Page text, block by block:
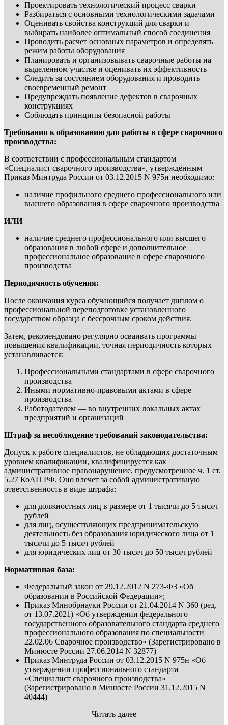
Проектировать технологический процесс сварки
Разбираться с основными технологическими задачами
Оценивать свойства конструкций для сварки и
выбирать наиболее оптимальный способ соединения
Проводить расчет основных параметров и определять
режим работы оборудования
Планировать и организовывать сварочные работы на
выделенном участке и оценивать их эффективность
Следить за состоянием оборудования и проводить
своевременный ремонт
Предупреждать появление дефектов в сварочных
конструкциях
Соблюдать принципы безопасной работы
Требования к образованию для работы в сфере сварочного
производства:
В соответствии с профессиональным стандартом
«Специалист сварочного производства», утверждённым
Приказ Минтруда России от 03.12.2015 N 975н необходимо:
наличие профильного среднего профессионального или
высшего образования в сфере сварочного производства
ИЛИ
наличие среднего профессионального или высшего
образования в любой сфере и дополнительное
профессиональное образование в сфере сварочного
производства
Периодичность обучения:
После окончания курса обучающийся получает диплом о
профессиональной переподготовке установленного
государством образца с бессрочным сроком действия.
Затем, рекомендовано регулярно осваивать программы
повышения квалификации, точная периодичность которых
устанавливается:
Профессиональными стандартами в сфере сварочного
производства
Иными нормативно-правовыми актами в сфере
производства
Работодателем — во внутренних локальных актах
предприятий и организаций
Штраф за несоблюдение требований законодательства:
Допуск к работе специалистов, не обладающих достаточным
уровнем квалификации, квалифицируется как
административное правонарушение, предусмотренное ч. 1 ст.
5.27 КоАП РФ. Оно влечет за собой административную
ответственность в виде штрафа:
для должностных лиц в размере от 1 тысячи до 5 тысяч
рублей
для лиц, осуществляющих предпринимательскую
деятельность без образования юридического лица от 1
тысячи до 5 тысяч рублей
для юридических лиц от 30 тысяч до 50 тысяч рублей
Нормативная база:
Федеральный закон от 29.12.2012 N 273-ФЗ «Об
образовании в Российской Федерации»;
Приказ Минобрнауки России от 21.04.2014 N 360 (ред.
от 13.07.2021) «Об утверждении федерального
государственного образовательного стандарта среднего
профессионального образования по специальности
22.02.06 Сварочное производство» (Зарегистрировано в
Минюсте России 27.06.2014 N 32877)
Приказ Минтруда России от 03.12.2015 N 975н «Об
утверждении профессионального стандарта
«Специалист сварочного производства»
(Зарегистрировано в Минюсте России 31.12.2015 N
40444)
Читать далее